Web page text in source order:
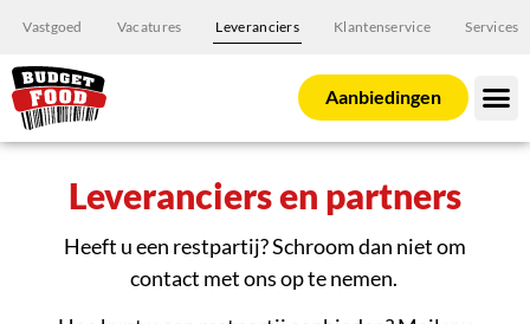
Vastgoed Vacatures Leveranciers Klantenservice Services
Aanbiedingen
Leveranciers en partners
Heeft u een restpartij? Schroom dan niet om
contact met ons op te nemen.